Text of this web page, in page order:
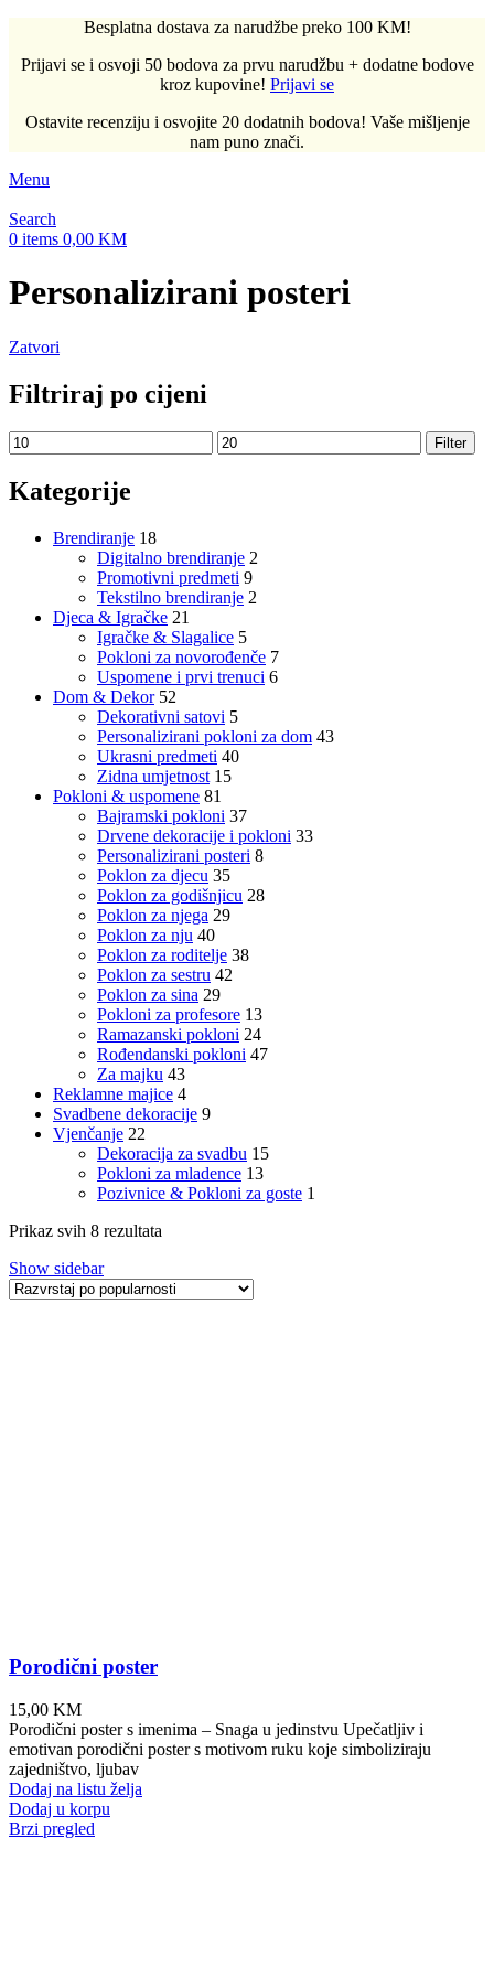
Besplatna dostava za narudžbe preko 100 KM!
Prijavi se i osvoji 50 bodova za prvu narudžbu + dodatne bodove
kroz kupovine! Prijavi se
Ostavite recenziju i osvojite 20 dodatnih bodova! Vaše mišljenje
nam puno znači.
Menu
Search
0 items 0,00 KM
Personalizirani posteri
Zatvori
Filtriraj po cijeni
Minimalna
cijena
Maksimalna
cijena
Filter
Kategorije
Brendiranje 18
Digitalno brendiranje 2
Promotivni predmeti 9
Tekstilno brendiranje 2
Djeca & Igračke 21
Igračke & Slagalice 5
Pokloni za novorođenče 7
Uspomene i prvi trenuci 6
Dom & Dekor 52
Dekorativni satovi 5
Personalizirani pokloni za dom 43
Ukrasni predmeti 40
Zidna umjetnost 15
Pokloni & uspomene 81
Bajramski pokloni 37
Drvene dekoracije i pokloni 33
Personalizirani posteri 8
Poklon za djecu 35
Poklon za godišnjicu 28
Poklon za njega 29
Poklon za nju 40
Poklon za roditelje 38
Poklon za sestru 42
Poklon za sina 29
Pokloni za profesore 13
Ramazanski pokloni 24
Rođendanski pokloni 47
Za majku 43
Reklamne majice 4
Svadbene dekoracije 9
Vjenčanje 22
Dekoracija za svadbu 15
Pokloni za mladence 13
Pozivnice & Pokloni za goste 1
Prikaz svih 8 rezultata
Show sidebar
Porodični poster
15,00 KM
Porodični poster s imenima – Snaga u jedinstvu Upečatljiv i
emotivan porodični poster s motivom ruku koje simboliziraju
zajedništvo, ljubav
Dodaj na listu želja
Dodaj u korpu
Brzi pregled